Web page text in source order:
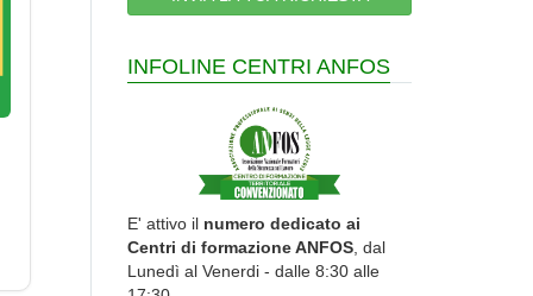
INFOLINE CENTRI ANFOS
E' attivo il numero dedicato ai
Centri di formazione ANFOS , dal
Lunedì al Venerdi - dalle 8:30 alle